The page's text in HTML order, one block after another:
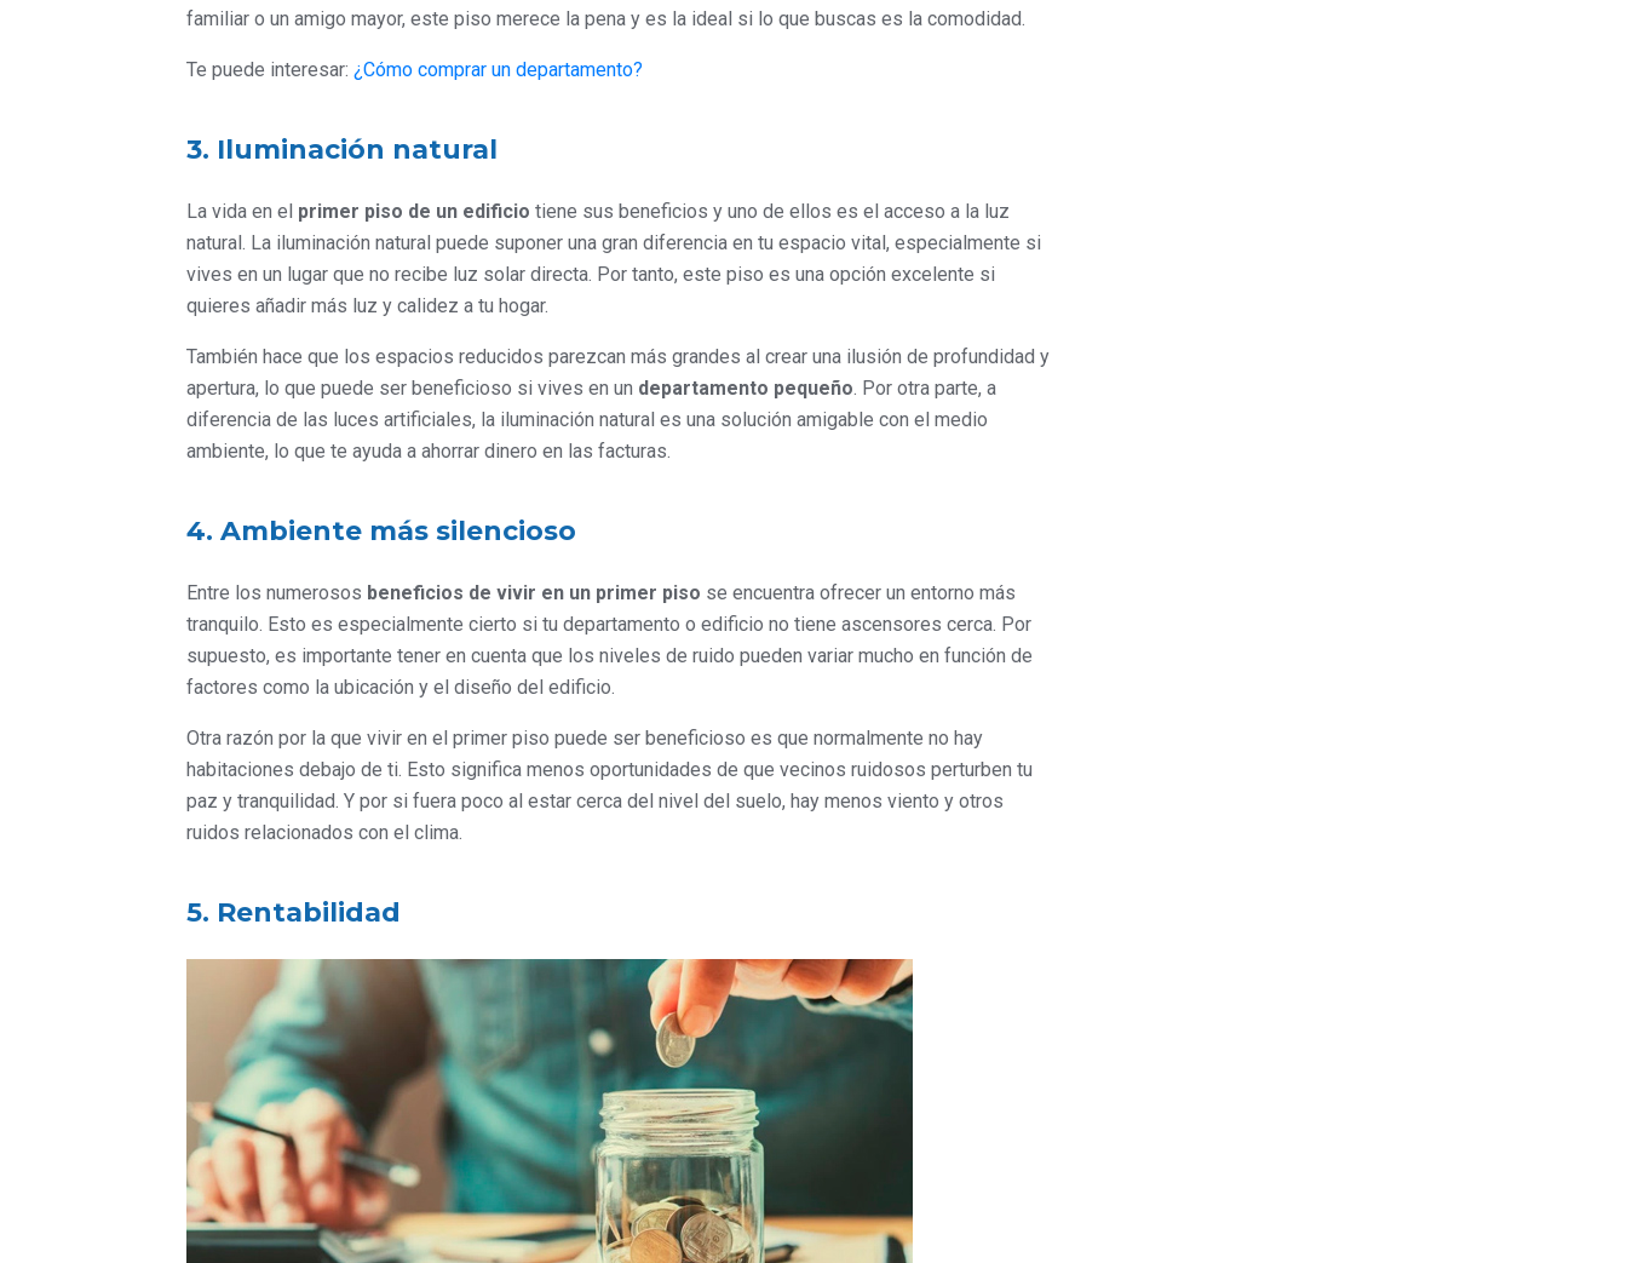
familiar o un amigo mayor, este piso merece la pena y es la ideal si lo que buscas es la comodidad.
Te puede interesar: ¿Cómo comprar un departamento?
3. Iluminación natural
La vida en el primer piso de un edificio tiene sus beneficios y uno de ellos es el acceso a la luz
natural. La iluminación natural puede suponer una gran diferencia en tu espacio vital, especialmente si
vives en un lugar que no recibe luz solar directa. Por tanto, este piso es una opción excelente si
quieres añadir más luz y calidez a tu hogar.
También hace que los espacios reducidos parezcan más grandes al crear una ilusión de profundidad y
apertura, lo que puede ser beneficioso si vives en un departamento pequeño. Por otra parte, a
diferencia de las luces artificiales, la iluminación natural es una solución amigable con el medio
ambiente, lo que te ayuda a ahorrar dinero en las facturas.
4. Ambiente más silencioso
Entre los numerosos beneficios de vivir en un primer piso se encuentra ofrecer un entorno más
tranquilo. Esto es especialmente cierto si tu departamento o edificio no tiene ascensores cerca. Por
supuesto, es importante tener en cuenta que los niveles de ruido pueden variar mucho en función de
factores como la ubicación y el diseño del edificio.
Otra razón por la que vivir en el primer piso puede ser beneficioso es que normalmente no hay
habitaciones debajo de ti. Esto significa menos oportunidades de que vecinos ruidosos perturben tu
paz y tranquilidad. Y por si fuera poco al estar cerca del nivel del suelo, hay menos viento y otros
ruidos relacionados con el clima.
5. Rentabilidad